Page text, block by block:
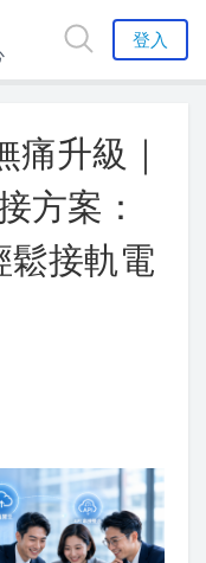
登入
痛升級｜
方案：
鬆接軌電